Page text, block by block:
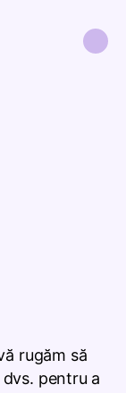
rugăm să
pentru a